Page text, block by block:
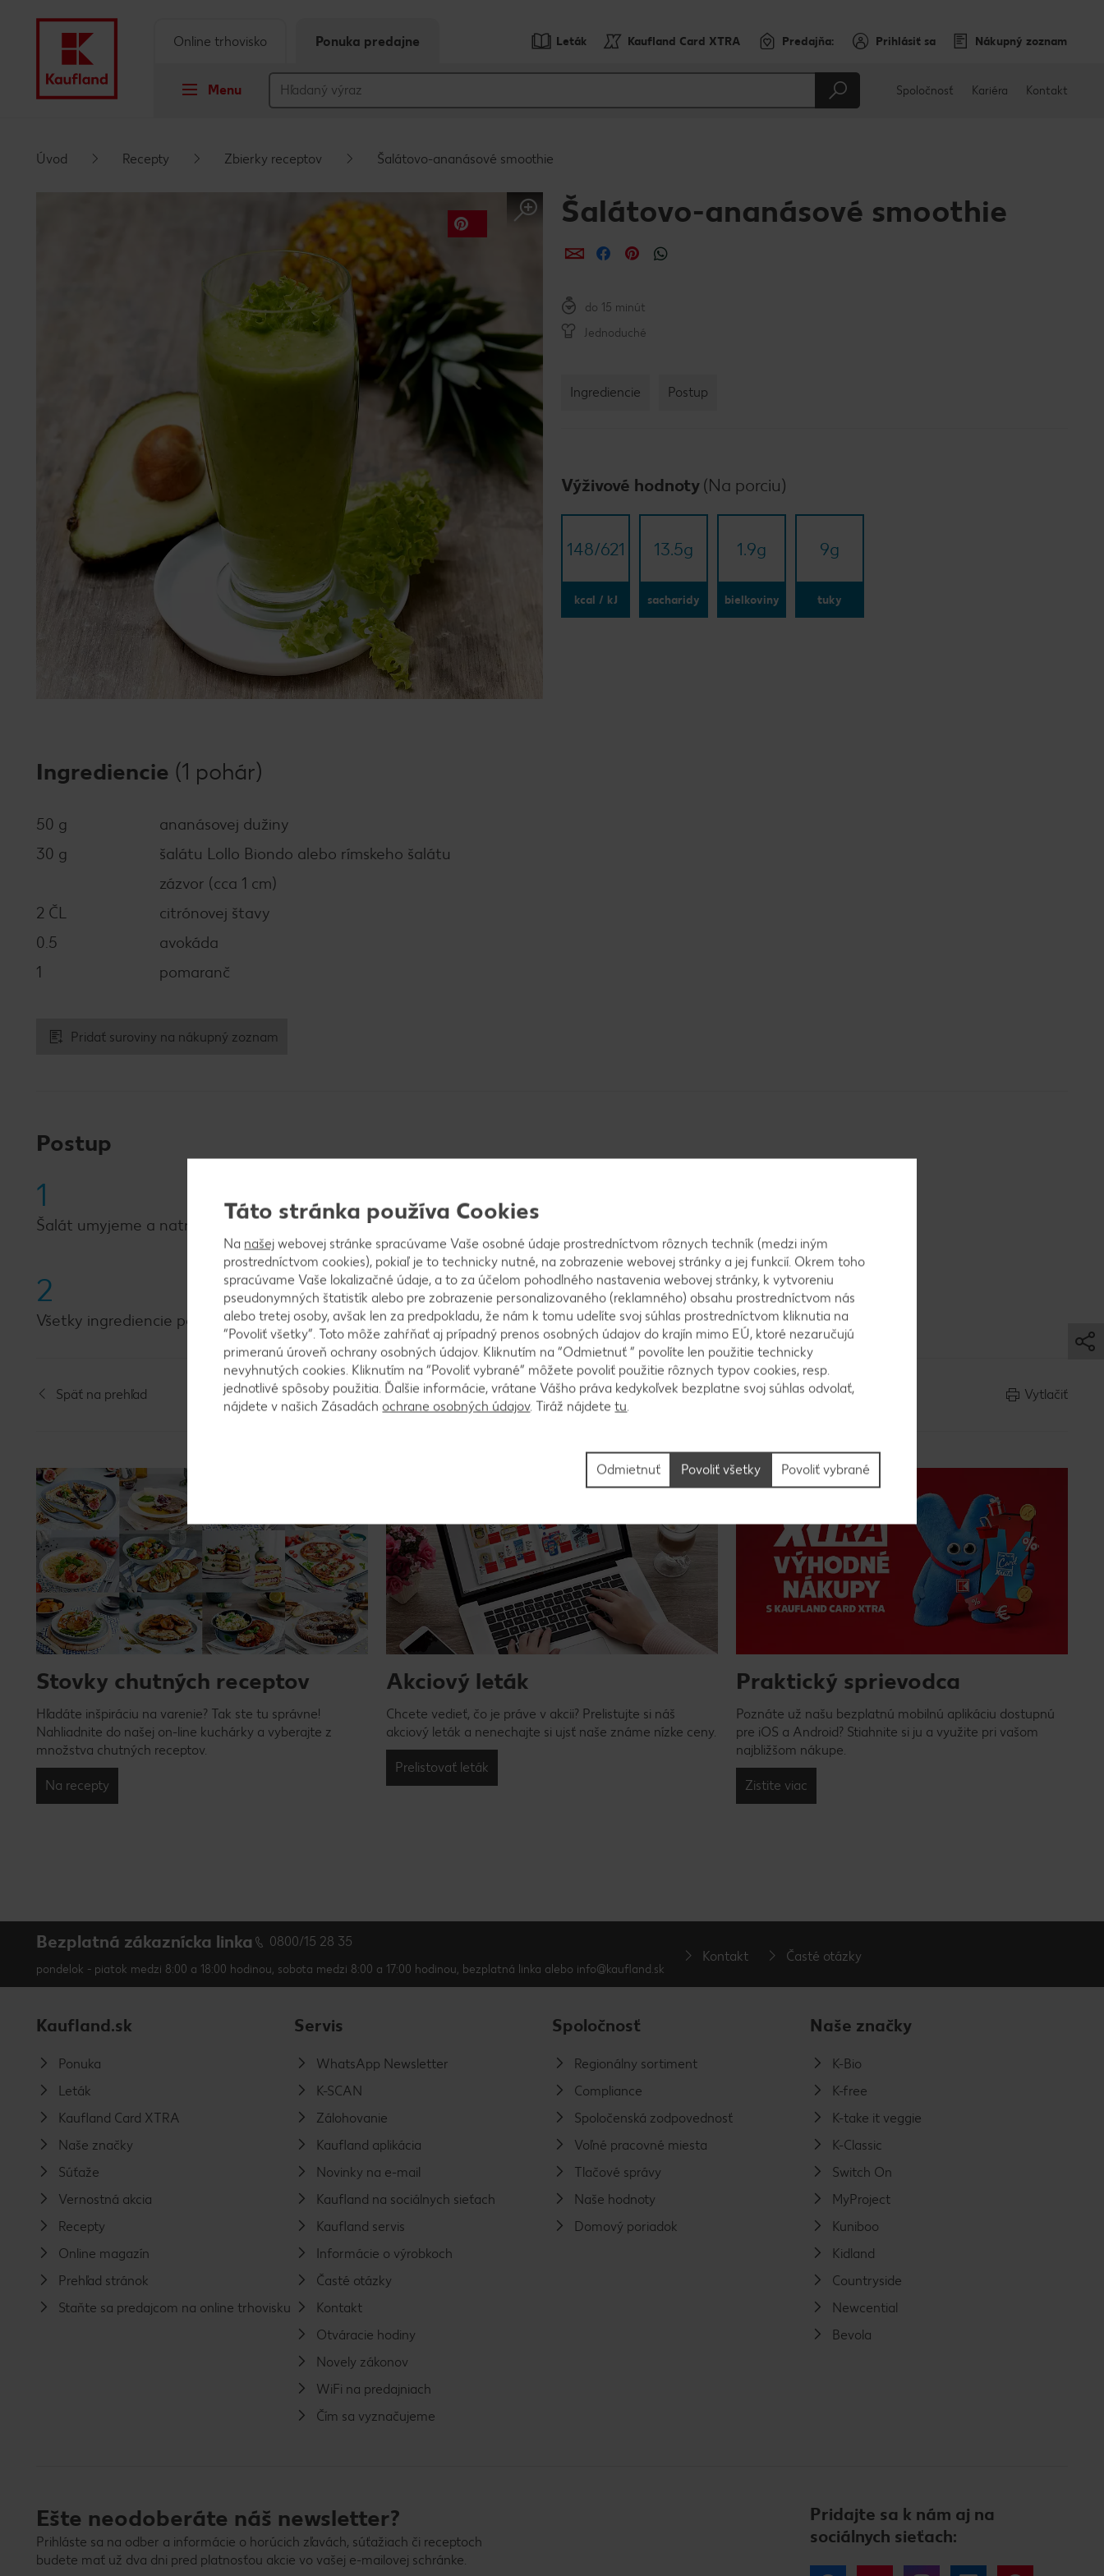
Leták Kaufland Card XTRA Predajňa: Prihlásiť sa Nákupný zoznam
Menu
Online trhovisko Ponuka predajne
Spoločnosť Kariéra Kontakt
Úvod Recepty Zbierky receptov Šalátovo-ananásové smoothie
Šalátovo-ananásové smoothie
ZdieľaťZdieľaťZdieľať
do 15 minút
Jednoduché
Ingrediencie Postup
Výživové hodnoty (Na porciu)
148/​621
kcal / kJ
13.5g
sacharidy
1.9g
bielkoviny
9g
tuky
Ingrediencie (1 pohár)
50 g
ananásovej dužiny
30 g
šalátu Lollo Biondo alebo rímskeho šalátu
zázvor (cca 1 cm)
2 ČL
citrónovej štavy
0.5
avokáda
1
pomaranč
Pridať suroviny na nákupný zoznam
Postup
1
Šalát umyjeme a natrháme na kusy. Pomaranč ošúpeme a rozdelíme na mesiačiky. Zázvor ošúpeme.
2
Všetky ingrediencie pomixujeme spolu so 100 ml studenej vody na smoothie.
Späť na prehľad Vytlačiť
Stovky chutných receptov
Hľadáte inšpiráciu na varenie? Tak ste tu správne!
Nahliadnite do našej on-line kuchárky a vyberajte z
množstva chutných receptov.
Na recepty
Akciový leták
Chcete vedieť, čo je práve v akcii? Prelistujte si náš
akciový leták a nenechajte si ujsť naše známe nízke ceny.
Prelistovať leták
Praktický sprievodca
Poznáte už našu bezplatnú mobilnú aplikáciu dostupnú
pre iOS a Android? Stiahnite si ju a využite pri vašom
najbližšom nákupe.
Zistite viac
Bezplatná zákaznícka linka 0800/15 28 35
pondelok - piatok medzi 8:00 a 18:00 hodinou, sobota medzi 8:00 a 17:00 hodinou, bezplatná linka alebo info@kaufland.sk
Kontakt Časté otázky
Kaufland.sk
Ponuka
Leták
Kaufland Card XTRA
Naše značky
Súťaže
Vernostná akcia
Recepty
Online magazín
Prehľad stránok
Staňte sa predajcom na online trhovisku
Servis
WhatsApp Newsletter
K-SCAN
Zálohovanie
Kaufland aplikácia
Novinky na e-mail
Kaufland na sociálnych sieťach
Kaufland servis
Informácie o výrobkoch
Časté otázky
Kontakt
Otváracie hodiny
Novely zákonov
WiFi na predajniach
Čím sa vyznačujeme
Spoločnosť
Regionálny sortiment
Compliance
Spoločenská zodpovednosť
Voľné pracovné miesta
Tlačové správy
Naše hodnoty
Domový poriadok
Naše značky
K-Bio
K-free
K-take it veggie
K-Classic
Switch On
MyProject
Kuniboo
Kidland
Countryside
Newcential
Bevola
Ešte neodoberáte náš newsletter?
Prihláste sa na odber a informácie o horúcich zľavách, súťažiach či receptoch
budete mať už dva dni pred platnosťou akcie vo vašej e-mailovej schránke.
Pridajte sa k nám aj na
sociálnych sieťach:
Táto stránka používa Cookies
Na našej webovej stránke spracúvame Vaše osobné údaje prostredníctvom rôznych techník (medzi iným
prostredníctvom cookies), pokiaľ je to technicky nutné, na zobrazenie webovej stránky a jej funkcií. Okrem toho
spracúvame Vaše lokalizačné údaje, a to za účelom pohodlného nastavenia webovej stránky, k vytvoreniu
pseudonymných štatistík alebo pre zobrazenie personalizovaného (reklamného) obsahu prostredníctvom nás
alebo tretej osoby, avšak len za predpokladu, že nám k tomu udelíte svoj súhlas prostredníctvom kliknutia na
“Povoliť všetky”. Toto môže zahŕňať aj prípadný prenos osobných údajov do krajín mimo EÚ, ktoré nezaručujú
primeranú úroveň ochrany osobných údajov. Kliknutím na “Odmietnuť ” povolíte len použitie technicky
nevyhnutých cookies. Kliknutím na “Povoliť vybrané” môžete povoliť použitie rôznych typov cookies, resp.
jednotlivé spôsoby použitia. Ďalšie informácie, vrátane Vášho práva kedykoľvek bezplatne svoj súhlas odvolať,
nájdete v našich Zásadách ochrane osobných údajov. Tiráž nájdetetu.
Povoliť vybrané
Odmietnuť Povoliť všetky